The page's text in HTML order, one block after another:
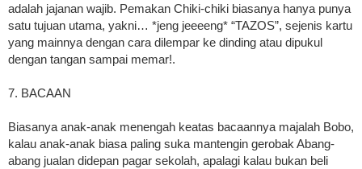
adalah jajanan wajib. Pemakan Chiki-chiki biasanya hanya punya
satu tujuan utama, yakni… *jeng jeeeeng* “TAZOS”, sejenis kartu
yang mainnya dengan cara dilempar ke dinding atau dipukul
dengan tangan sampai memar!.
7. BACAAN
Biasanya anak-anak menengah keatas bacaannya majalah Bobo,
kalau anak-anak biasa paling suka mantengin gerobak Abang-
abang jualan didepan pagar sekolah, apalagi kalau bukan beli